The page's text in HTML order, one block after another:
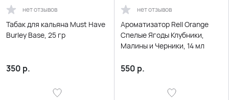
нет отзывов
Табак для кальяна Must Have
Burley Base, 25 гр
350 р.
нет отзывов
Ароматизатор Rell Orange
Спелые Ягоды Клубники,
Малины и Черники, 14 мл
550 р.